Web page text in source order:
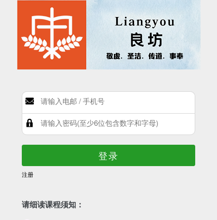
登录
注册
请细读课程须知：